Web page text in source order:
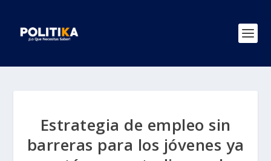
Estrategia de empleo sin
barreras para los jóvenes ya